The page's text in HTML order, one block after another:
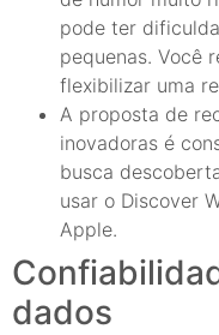
pode ter
pequenas. Você
flexibilizar uma
A proposta de
inovadoras é
busca
usar o Discover
Apple.
dados